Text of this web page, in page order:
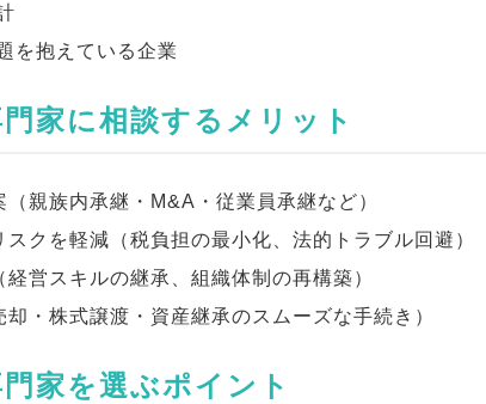
を抱えている企業
家に相談するメリット
親族内承継・M&A・従業員承継など）
クを軽減（税負担の最小化、法的トラブル回避）
営スキルの継承、組織体制の再構築）
・株式譲渡・資産継承のスムーズな手続き）
家を選ぶポイント